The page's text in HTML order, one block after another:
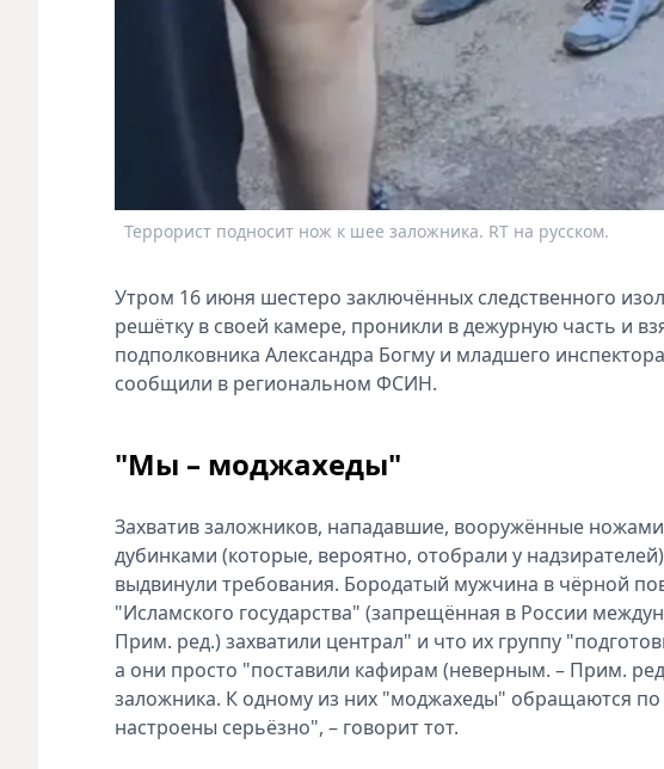
Террорист подносит нож к шее заложника. RT на русском.
Утром 16 июня шестеро заключённых следственного
решётку в своей камере, проникли в дежурную часть и
подполковника Александра Богму и младшего
сообщили в региональном ФСИН.
"Мы – моджахеды"
Захватив заложников, нападавшие, вооружённые
дубинками (которые, вероятно, отобрали у
выдвинули требования. Бородатый мужчина в чёрной
"Исламского государства" (запрещённая в России
Прим. ред.) захватили централ" и что их группу
а они просто "поставили кафирам (неверным. – Прим.
заложника. К одному из них "моджахеды" обращаются
настроены серьёзно", – говорит тот.